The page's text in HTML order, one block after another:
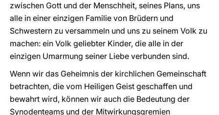
zwischen Gott und der Menschheit, seines Plans, uns
alle in einer einzigen Familie von Brüdern und
Schwestern zu versammeln und uns zu seinem Volk zu
machen: ein Volk geliebter Kinder, die alle in der
einzigen Umarmung seiner Liebe verbunden sind.
Wenn wir das Geheimnis der kirchlichen Gemeinschaft
betrachten, die vom Heiligen Geist geschaffen und
bewahrt wird, können wir auch die Bedeutung der
Synodenteams und der Mitwirkungsgremien